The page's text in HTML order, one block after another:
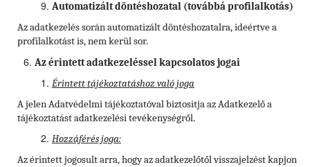
Automatizált döntéshozatal (továbbá profilalkotás)
Az adatkezelés során automatizált döntéshozatalra, ideértve a
profilalkotást is, nem kerül sor.
Az érintett adatkezeléssel kapcsolatos jogai
Érintett tájékoztatáshoz való joga
A jelen Adatvédelmi tájékoztatóval biztosítja az Adatkezelő a
tájékoztatást adatkezelési tevékenységről.
Hozzáférés joga:
Az érintett jogosult arra, hogy az adatkezelőtől visszajelzést kapjon